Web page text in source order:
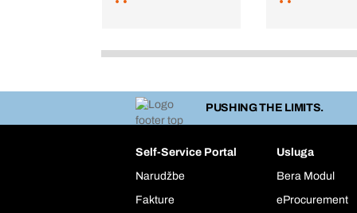
PUSHING THE LIMITS.
Self-Service Portal
Narudžbe
Fakture
Usluga
Bera Modul
eProcurement